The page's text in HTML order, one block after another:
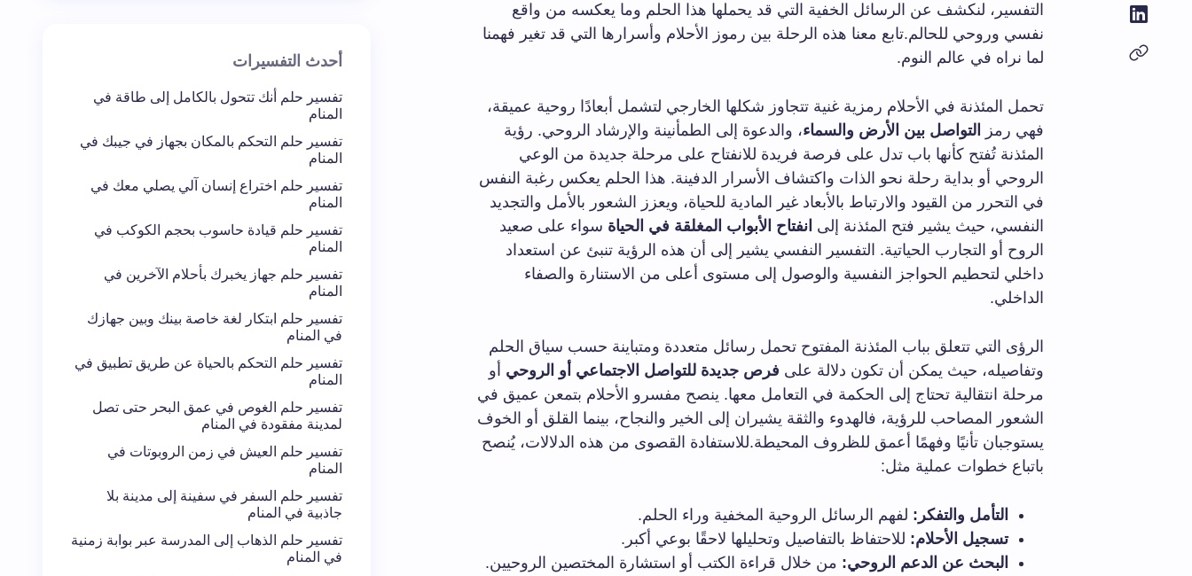
التفسير، لنكشف عن الرسائل الخفية التي قد يحملها هذا الحلم وما يعكسه من واقع
نفسي وروحي للحالم.تابع معنا هذه الرحلة بين رموز الأحلام وأسرارها التي قد تغير فهمنا
لما نراه في عالم النوم.
تحمل المئذنة في الأحلام رمزية غنية تتجاوز شكلها الخارجي لتشمل أبعادًا روحية عميقة،
فهي رمز
التواصل بين الأرض والسماء، والدعوة إلى الطمأنينة والإرشاد الروحي. رؤية
المئذنة تُفتح كأنها باب تدل على فرصة فريدة للانفتاح على مرحلة جديدة من الوعي
الروحي أو بداية رحلة نحو الذات واكتشاف الأسرار الدفينة. هذا الحلم يعكس رغبة النفس
في التحرر من القيود والارتباط بالأبعاد غير المادية للحياة، ويعزز الشعور بالأمل والتجديد
النفسي، حيث يشير فتح المئذنة إلى انفتاح الأبواب المغلقة في الحياة سواء على صعيد
الروح أو التجارب الحياتية. التفسير النفسي يشير إلى أن هذه الرؤية تنبئ عن استعداد
داخلي لتحطيم الحواجز النفسية والوصول إلى مستوى أعلى من الاستنارة والصفاء
الداخلي.
الرؤى التي تتعلق بباب المئذنة المفتوح تحمل رسائل متعددة ومتباينة حسب سياق الحلم
وتفاصيله، حيث يمكن أن تكون دلالة على فرص جديدة للتواصل الاجتماعي أو الروحي أو
مرحلة انتقالية تحتاج إلى الحكمة في التعامل معها. ينصح مفسرو الأحلام بتمعن عميق في
الشعور المصاحب للرؤية، فالهدوء والثقة يشيران إلى الخير والنجاح، بينما القلق أو الخوف
يستوجبان تأنيًا وفهمًا أعمق للظروف المحيطة.للاستفادة القصوى من هذه الدلالات، يُنصح
باتباع خطوات عملية مثل:
التأمل والتفكر: لفهم الرسائل الروحية المخفية وراء الحلم.
تسجيل الأحلام: للاحتفاظ بالتفاصيل وتحليلها لاحقًا بوعي أكبر.
البحث عن الدعم الروحي: من خلال قراءة الكتب أو استشارة المختصين الروحيين.
أحدث التفسيرات
تفسير حلم أنك تتحول بالكامل إلى طاقة في
المنام
تفسير حلم التحكم بالمكان بجهاز في جيبك في
المنام
تفسير حلم اختراع إنسان آلي يصلي معك في
المنام
تفسير حلم قيادة حاسوب بحجم الكوكب في
المنام
تفسير حلم جهاز يخبرك بأحلام الآخرين في
المنام
تفسير حلم ابتكار لغة خاصة بينك وبين جهازك
في المنام
تفسير حلم التحكم بالحياة عن طريق تطبيق في
المنام
تفسير حلم الغوص في عمق البحر حتى تصل
لمدينة مفقودة في المنام
تفسير حلم العيش في زمن الروبوتات في
المنام
تفسير حلم السفر في سفينة إلى مدينة بلا
جاذبية في المنام
تفسير حلم الذهاب إلى المدرسة عبر بوابة زمنية
في المنام